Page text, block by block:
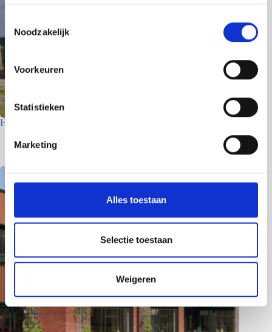
o
t
e
m
m
g
s
l
c
t
Noodzakelijk
Voorkeuren
Statistieken
Marketing
Alles toestaan
Selectie toestaan
Weigeren
Houtfabriek – Utrecht
7 juli 2026